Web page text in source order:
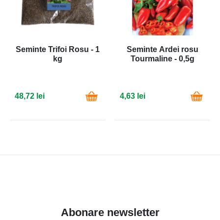
Seminte Trifoi Rosu - 1
kg
48,72 lei
Seminte Ardei rosu
Tourmaline - 0,5g
4,63 lei
Abonare newsletter